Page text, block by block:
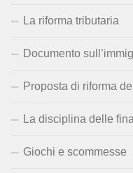
La riforma tributaria
Documento
Proposta di riforma
La disciplina delle
Giochi e scommesse